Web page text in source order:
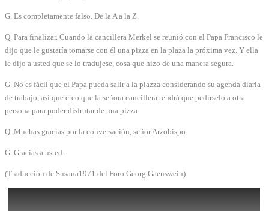
G. Es completamente falso. De la A a la Z.
Q. Para finalizar. Cuando la cancillera Merkel se reunió con el Papa Francisco le
dijo que le gustaría tomarse con él una pizza en la plaza la próxima vez. Y ella
le dijo a usted que se lo tradujese, cosa que hizo de una manera segura.
G. No es fácil que el Papa pueda salir a la piazza considerando su agenda diaria
de trabajo, así que creo que la señora cancillera tendrá que pedírselo a otra
persona para poder disfrutar de una pizza.
Q. Muchas gracias por la conversación, señor Arzobispo.
G. Gracias a usted.
(Traducción de Susana1971 del Foro Georg Gaenswein)